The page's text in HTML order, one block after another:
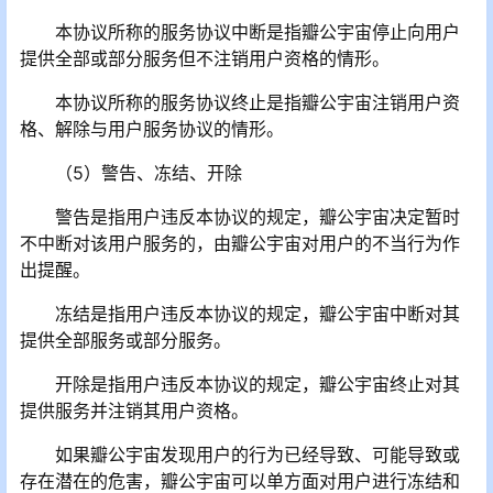
本协议所称的服务协议中断是指瓣公宇宙停止向用户
提供全部或部分服务但不注销用户资格的情形。
本协议所称的服务协议终止是指瓣公宇宙注销用户资
格、解除与用户服务协议的情形。
（5）警告、冻结、开除
警告是指用户违反本协议的规定，瓣公宇宙决定暂时
不中断对该用户服务的，由瓣公宇宙对用户的不当行为作
出提醒。
冻结是指用户违反本协议的规定，瓣公宇宙中断对其
提供全部服务或部分服务。
开除是指用户违反本协议的规定，瓣公宇宙终止对其
提供服务并注销其用户资格。
如果瓣公宇宙发现用户的行为已经导致、可能导致或
存在潜在的危害，瓣公宇宙可以单方面对用户进行冻结和